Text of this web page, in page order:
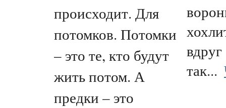
происходит. Для
потомков. Потомки
– это те, кто будут
жить потом. А
предки – это
так...